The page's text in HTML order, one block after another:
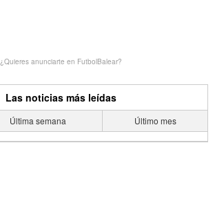
¿Quieres anunciarte en FutbolBalear?
Las noticias más leídas
Última semana Último mes